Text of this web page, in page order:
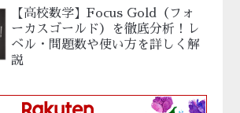
【高校数学】Focus Gold（フォ
ーカスゴールド）を徹底分析！レ
ベル・問題数や使い方を詳しく解
説